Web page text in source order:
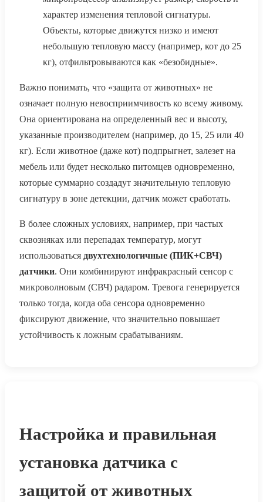
характер изменения тепловой сигнатуры.
Объекты, которые движутся низко и имеют
небольшую тепловую массу (например, кот до 25
кг), отфильтровываются как «безобидные».
Важно понимать, что «защита от животных» не
означает полную невосприимчивость ко всему живому.
Она ориентирована на определенный вес и высоту,
указанные производителем (например, до 15, 25 или 40
кг). Если животное (даже кот) подпрыгнет, залезет на
мебель или будет несколько питомцев одновременно,
которые суммарно создадут значительную тепловую
сигнатуру в зоне детекции, датчик может сработать.
В более сложных условиях, например, при частых
сквозняках или перепадах температур, могут
использоваться двухтехнологичные (ПИК+СВЧ)
датчики. Они комбинируют инфракрасный сенсор с
микроволновым (СВЧ) радаром. Тревога генерируется
только тогда, когда оба сенсора одновременно
фиксируют движение, что значительно повышает
устойчивость к ложным срабатываниям.
Настройка и правильная
установка датчика с
защитой от животных